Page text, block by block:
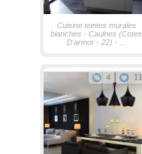
Cuisine teintes murales
blanches - Caulnes (Cotes
D'armor - 22) - ...
4 11